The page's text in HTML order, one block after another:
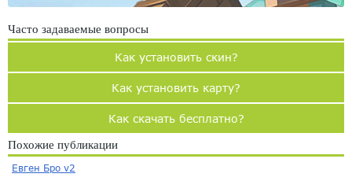
Часто задаваемые вопросы
Как установить скин?
Как установить карту?
Как скачать бесплатно?
Похожие публикации
Евген Бро v2